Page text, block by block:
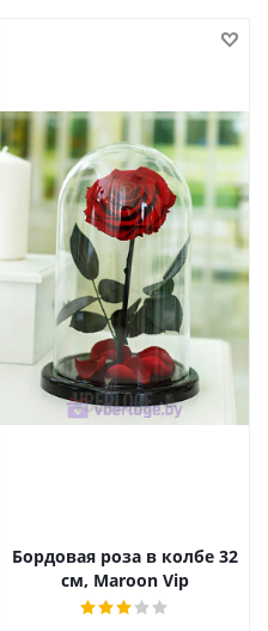
Бордовая роза в колбе 32
см, Maroon Vip